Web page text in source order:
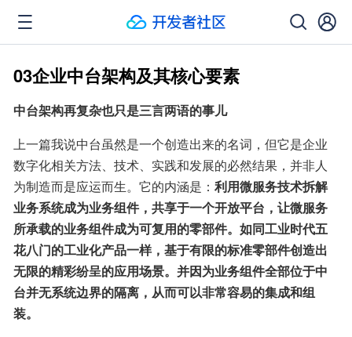
03企业中台架构及其核心要素
中台架构再复杂也只是三言两语的事儿
上一篇我说中台虽然是一个创造出来的名词，但它是企业
数字化相关方法、技术、实践和发展的必然结果，并非人
为制造而是应运而生。它的内涵是： 利用微服务技术拆解
业务系统成为业务组件，共享于一个开放平台，让微服务
所承载的业务组件成为可复用的零部件。如同工业时代五
花八门的工业化产品一样，基于有限的标准零部件创造出
无限的精彩纷呈的应用场景。并因为业务组件全部位于中
台并无系统边界的隔离，从而可以非常容易的集成和组
装。